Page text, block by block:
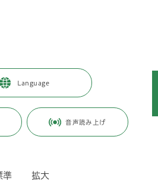
Language
音声読み上げ
準 拡大
・文化 > 文化・芸術
>
更新日付：2024年6月5日 / ページ番号：C000555